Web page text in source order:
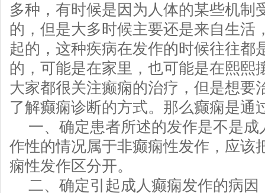
多种，有时候是因为人体的某些机制
的，但是大多时候主要还是来自生活
起的，这种疾病在发作的时候往往都
的，可能是在家里，也可能是在熙熙
大家都很关注癫痫的治疗，但是想要
了解癫痫诊断的方式。那么癫痫是通
一、确定患者所述的发作是不是
作性的情况属于非癫痫性发作，应该
痫性发作区分开。
二、确定引起成人癫痫发作的病